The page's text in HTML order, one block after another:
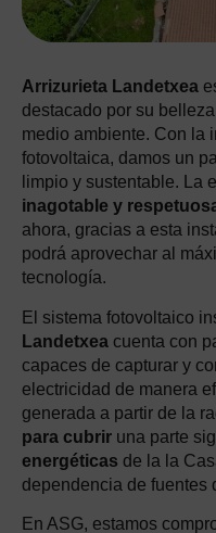
Arrizurieta Landetxea
destacado por su
medio ambiente. Con la
fotovoltaica, damos un
limpio y sustentable. La
inagotable y
ahora, gracias a esta
podrá aprovechar al
tecnología.
El sistema fotovoltaico
Landetxea cuenta con
capaces de capturar y
electricidad de manera
generada a partir de la
para cubrir una parte
energéticas de la la
dependencia de fuentes
En ASG, estamos